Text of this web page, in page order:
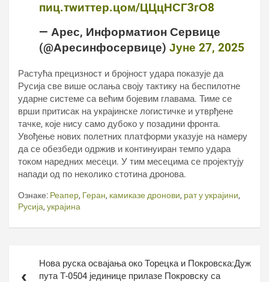
пиц.тwиттер.цом/ЦЦцНСГ3гО8
— Арес, Информатион Сервице
(@Аресинфосервице) Јуне 27, 2025
Растућа прецизност и бројност удара показује да
Русија све више ослања своју тактику на беспилотне
ударне системе са већим бојевим главама. Тиме се
врши притисак на украјинске логистичке и утврђене
тачке, које нису само дубоко у позадини фронта.
Увођење нових полетних платформи указује на намеру
да се обезбеди одржив и континуиран темпо удара
током наредних месеци. У тим месецима се пројектују
напади од по неколико стотина дронова.
Ознаке: Реапер, Геран, камиказе дронови, рат у украјини,
Русија, украјина
чланкаНова руска освајања око Торецка и Покровска:Дуж
пута Т-0504 јединице прилазе Покровску са